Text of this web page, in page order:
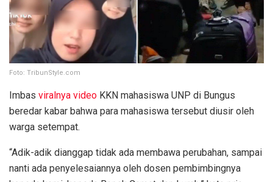
Foto: TribunStyle.com
Imbas viralnya video KKN mahasiswa UNP di Bungus
beredar kabar bahwa para mahasiswa tersebut diusir oleh
warga setempat.
“Adik-adik dianggap tidak ada membawa perubahan, sampai
nanti ada penyelesaiannya oleh dosen pembimbingnya